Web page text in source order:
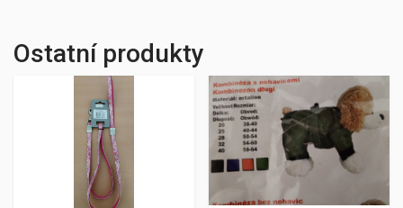
Ostatní produkty